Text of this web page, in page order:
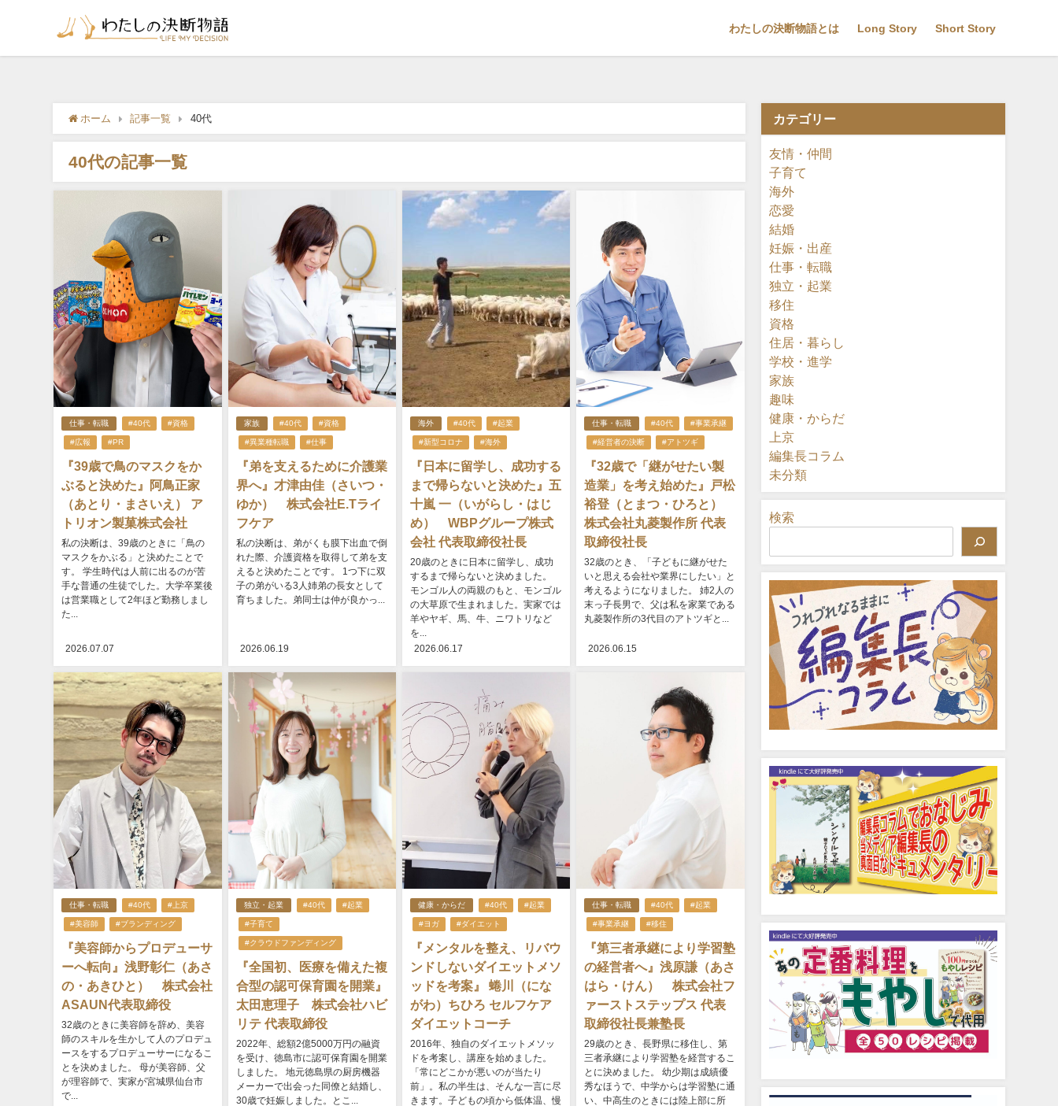
わたしの決断物語とは Long Story Short Story
ホーム 記事一覧 40代
40代の記事一覧
仕事・転職 #40代 #資格
#広報 #PR
『39歳で鳥のマスクをか
ぶると決めた』阿鳥正家
（あとり・まさいえ） ア
トリオン製菓株式会社
私の決断は、39歳のときに「鳥の
マスクをかぶる」と決めたことで
す。 学生時代は人前に出るのが苦
手な普通の生徒でした。大学卒業後
は営業職として2年ほど勤務しまし
た...
2026.07.07
家族 #40代 #資格
#異業種転職 #仕事
『弟を支えるために介護業
界へ』才津由佳（さいつ・
ゆか） 株式会社E.Tライ
フケア
私の決断は、弟がくも膜下出血で倒
れた際、介護資格を取得して弟を支
えると決めたことです。 1つ下に双
子の弟がいる3人姉弟の長女として
育ちました。弟同士は仲が良かっ...
2026.06.19
海外 #40代 #起業
#新型コロナ #海外
『日本に留学し、成功する
まで帰らないと決めた』五
十嵐 一（いがらし・はじ
め） WBPグループ株式
会社 代表取締役社長
20歳のときに日本に留学し、成功
するまで帰らないと決めました。
モンゴル人の両親のもと、モンゴル
の大草原で生まれました。実家では
羊やヤギ、馬、牛、ニワトリなど
を...
2026.06.17
仕事・転職 #40代 #事業承継
#経営者の決断 #アトツギ
『32歳で「継がせたい製
造業」を考え始めた』戸松
裕登（とまつ・ひろと）
株式会社丸菱製作所 代表
取締役社長
32歳のとき、「子どもに継がせた
いと思える会社や業界にしたい」と
考えるようになりました。 姉2人の
末っ子長男で、父は私を家業である
丸菱製作所の3代目のアトツギと...
2026.06.15
仕事・転職 #40代 #上京
#美容師 #ブランディング
『美容師からプロデューサ
ーへ転向』浅野彰仁（あさ
の・あきひと） 株式会社
ASAUN代表取締役
32歳のときに美容師を辞め、美容
師のスキルを生かして人のプロデュ
ースをするプロデューサーになるこ
とを決めました。 母が美容師、父
が理容師で、実家が宮城県仙台市
で...
独立・起業 #40代 #起業
#子育て
#クラウドファンディング
『全国初、医療を備えた複
合型の認可保育園を開業』
太田恵理子 株式会社ハビ
リテ 代表取締役
2022年、総額2億5000万円の融資
を受け、徳島市に認可保育園を開業
しました。 地元徳島県の厨房機器
メーカーで出会った同僚と結婚し、
30歳で妊娠しました。とこ...
健康・からだ #40代 #起業
#ヨガ #ダイエット
『メンタルを整え、リバウ
ンドしないダイエットメソ
ッドを考案』 蜷川（にな
がわ）ちひろ セルフケア
ダイエットコーチ
2016年、独自のダイエットメソッ
ドを考案し、講座を始めました。
「常にどこかが悪いのが当たり
前」。私の半生は、そんな一言に尽
きます。子どもの頃から低体温、慢
仕事・転職 #40代 #起業
#事業承継 #移住
『第三者承継により学習塾
の経営者へ』浅原謙（あさ
はら・けん） 株式会社フ
ァーストステップス 代表
取締役社長兼塾長
29歳のとき、長野県に移住し、第
三者承継により学習塾を経営するこ
とに決めました。 幼少期は成績優
秀なほうで、中学からは学習塾に通
い、中高生のときには陸上部に所
カテゴリー
友情・仲間
子育て
海外
恋愛
結婚
妊娠・出産
仕事・転職
独立・起業
移住
資格
住居・暮らし
学校・進学
家族
趣味
健康・からだ
上京
編集長コラム
未分類
検索